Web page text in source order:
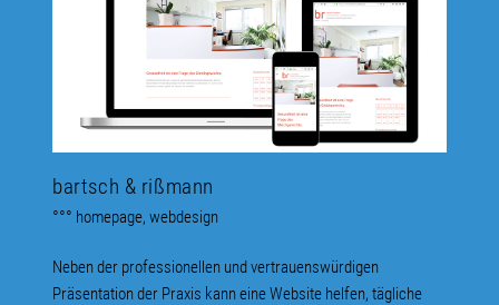
bartsch & rißmann
°°° homepage, webdesign
Neben der professionellen und vertrauenswürdigen
Präsentation der Praxis kann eine Website helfen, tägliche